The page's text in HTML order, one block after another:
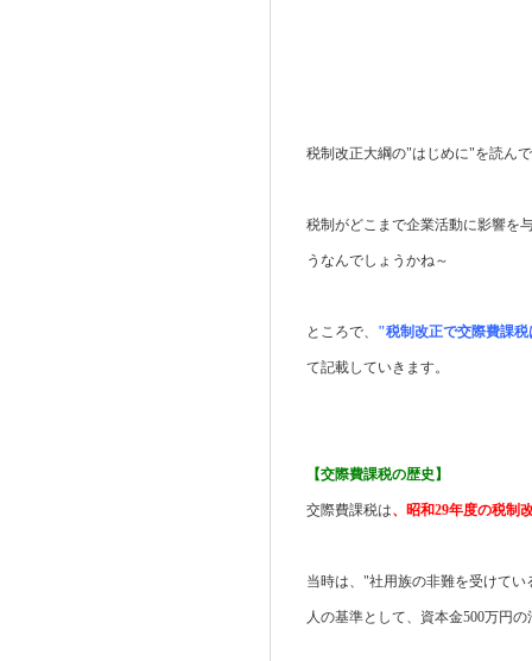
税制改正大綱の"はじめに"を読ん
税制がどこまで企業活動に影響を
うなんでしょうかね～
ところで、 "税制改正で交際費課
て記載していきます。
【交際費課税の歴史】
交際費課税は、昭和29年度の税制
当時は、"社用族の非難を受けて
人の基準として、資本金500万円